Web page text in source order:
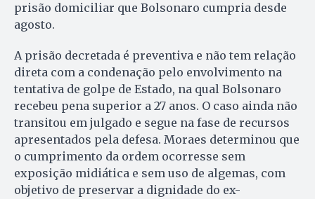
prisão domiciliar que Bolsonaro cumpria desde
agosto.
A prisão decretada é preventiva e não tem relação
direta com a condenação pelo envolvimento na
tentativa de golpe de Estado, na qual Bolsonaro
recebeu pena superior a 27 anos. O caso ainda não
transitou em julgado e segue na fase de recursos
apresentados pela defesa. Moraes determinou que
o cumprimento da ordem ocorresse sem
exposição midiática e sem uso de algemas, com
objetivo de preservar a dignidade do ex-